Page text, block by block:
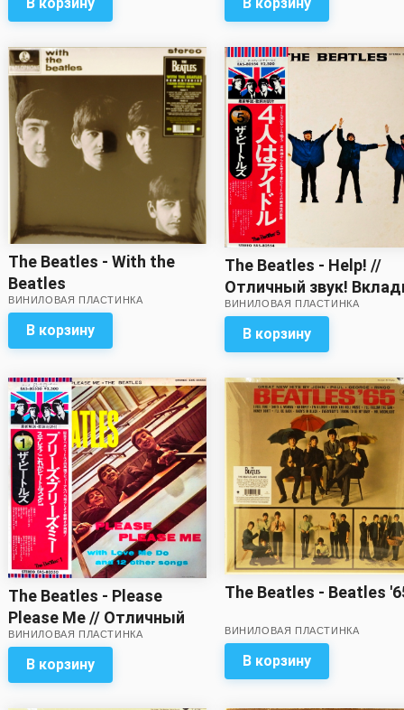
В корзину
The Beatles - With the
Beatles
ВИНИЛОВАЯ ПЛАСТИНКА
В корзину
The Beatles - Help! //
Отличный звук!
с разворотом – в
комплекте!
ВИНИЛОВАЯ ПЛАСТИНКА
В корзину
The Beatles - Please
Please Me // Отличный
звук!
ВИНИЛОВАЯ ПЛАСТИНКА
В корзину
The Beatles - Beatles
ВИНИЛОВАЯ ПЛАСТИНКА
В корзину